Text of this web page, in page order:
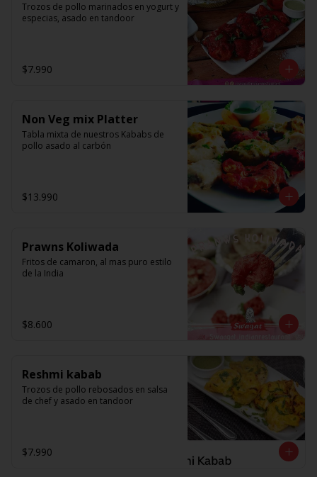
Trozos de pollo marinados en yogurt y
especias, asado en tandoor
$7.990
Non Veg mix Platter
Tabla mixta de nuestros Kababs de
pollo asado al carbón
$13.990
Prawns Koliwada
Fritos de camaron, al mas puro estilo
de la India
$8.600
Reshmi kabab
Trozos de pollo rebosados en salsa
de chef y asado en tandoor
$7.990